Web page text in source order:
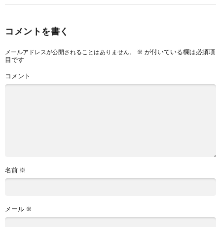
コメントを書く
メールアドレスが公開されることはありません。 ※ が付いている欄は必須項
目です
コメント
名前 ※
メール ※